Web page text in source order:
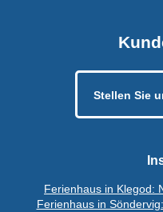
Stellen Sie
Ferienhaus in Klegod:
Ferienhaus in